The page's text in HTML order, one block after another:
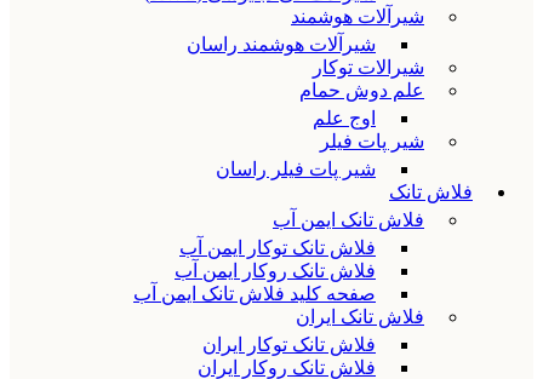
شیرآلات هوشمند
شیرآلات هوشمند راسان
شیرالات توکار
علم دوش حمام
اوج علم
شیر پات فیلر
شیر پات فیلر راسان
فلاش تانک
فلاش تانک ایمن آب
فلاش تانک توکار ایمن آب
فلاش تانک روکار ایمن آب
صفحه کلید فلاش تانک ایمن آب
فلاش تانک ایران
فلاش تانک توکار ایران
فلاش تانک روکار ایران